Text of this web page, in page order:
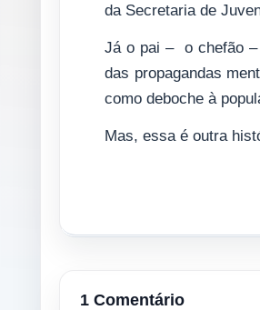
da Secretaria de
Já o pai – o chefão –
das propagandas
como deboche à
Mas, essa é outra
1 Comentário